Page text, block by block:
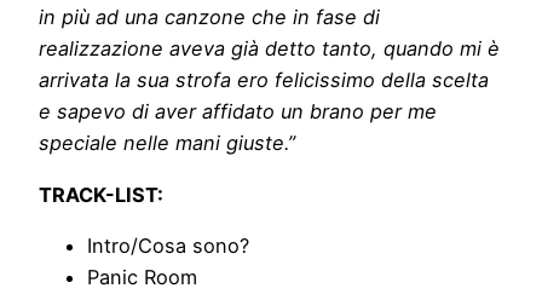
in più ad una canzone che in fase di
realizzazione aveva già detto tanto, quando mi è
arrivata la sua strofa ero felicissimo della scelta
e sapevo di aver affidato un brano per me
speciale nelle mani giuste.”
TRACK-LIST:
Intro/Cosa sono?
Panic Room